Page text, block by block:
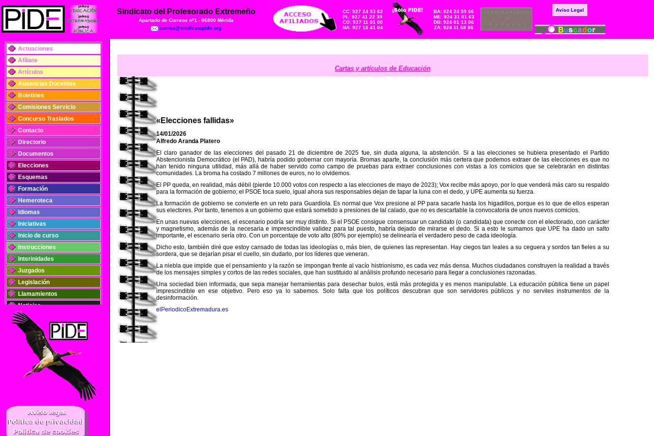
Sindicato del Profesorado Extremeño
Apartado de Correos nº1 - 06800 Mérida
correo@sindicatopide.org
CC: 927 24 93 62
PL: 927 41 22 39
CO: 927 11 01 00
NA: 927 10 41 04
BA: 924 24 59 66
ME: 924 31 01 63
DB: 924 81 13 06
ZA: 924 11 68 96
Aviso Legal
Actuaciones
Afíliate
Artículos
Ausencias Docentes
Boletines
Comisiones Servicio
Concurso Traslados
Contacto
Directorio
Documentos
Elecciones
Esquemas
Formación
Hemeroteca
Idiomas
Iniciativas
Inicio de curso
Instrucciones
Interinidades
Juzgados
Legislación
Llamamientos
Noticias
Oposiciones
Plantillas
Publicaciones
Registros
Retribuciones
Solidaridad
Cartas y artículos de Educación
«Elecciones fallidas»
14/01/2026
Alfredo Aranda Platero
El claro ganador de las elecciones del pasado 21 de diciembre de 2025 fue, sin duda alguna, la abstención. Si a las elecciones se hubiera presentado el Partido
Abstencionista Democrático (el PAD), habría podido gobernar con mayoría. Bromas aparte, la conclusión más certera que podemos extraer de las elecciones es que no
han tenido ninguna utilidad, más allá de haber servido como campo de pruebas para extraer conclusiones con vistas a los comicios que se celebrarán en distintas
comunidades. La broma ha costado 7 millones de euros, no lo olvidemos.
El PP queda, en realidad, más débil (pierde 10.000 votos con respecto a las elecciones de mayo de 2023); Vox recibe más apoyo, por lo que venderá más caro su respaldo
para la formación de gobierno; el PSOE toca suelo, igual ahora sus responsables dejan de tapar la luna con el dedo, y UPE aumenta su fuerza.
La formación de gobierno se convierte en un reto para Guardiola. Es normal que Vox presione al PP para sacarle hasta los higadillos, porque es lo que de ellos esperan
sus electores. Por tanto, tenemos a un gobierno que estará sometido a presiones de tal calado, que no es descartable la convocatoria de unos nuevos comicios.
En unas nuevas elecciones, el escenario podría ser muy distinto. Si el PSOE consigue consensuar un candidato (o candidata) que conecte con el electorado, con carácter
y magnetismo, además de la necesaria e imprescindible validez para tal puesto, habría dejado de mirarse el dedo. Si a esto le sumamos que UPE ha dado un salto
importante, el escenario sería otro. Con un porcentaje de voto alto (80% por ejemplo) se delinearía el verdadero peso de cada ideología.
Dicho esto, también diré que estoy cansado de todas las ideologías o, más bien, de quienes las representan. Hay ciegos tan leales a su ceguera y sordos tan fieles a su
sordera, que se dejarían pisar el cuello, sin dudarlo, por los líderes que veneran.
La niebla que impide que el pensamiento y la razón se impongan frente al vacío histrionismo, es cada vez más densa. Muchos ciudadanos construyen la realidad a través
de los mensajes simples y cortos de las redes sociales, que han sustituido al análisis profundo necesario para llegar a conclusiones razonadas.
Una sociedad bien informada, que sepa manejar herramientas para desechar bulos, está más protegida y es menos manipulable. La educación pública tiene un papel
imprescindible en ese objetivo. Pero eso ya lo sabemos. Solo falta que los políticos descubran que son servidores públicos y no serviles instrumentos de la
desinformación.
elPeriodicoExtremadura.es